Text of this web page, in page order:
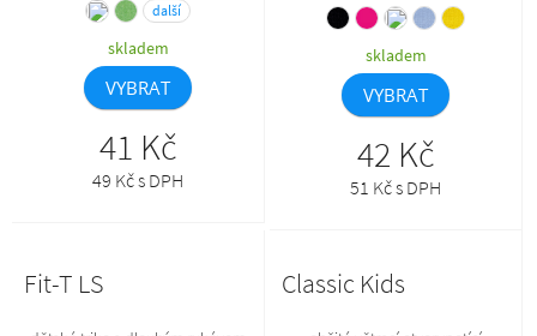
další
skladem
VYBRAT
41 Kč
49 Kč s DPH
skladem
VYBRAT
42 Kč
51 Kč s DPH
Fit-T LS Classic Kids